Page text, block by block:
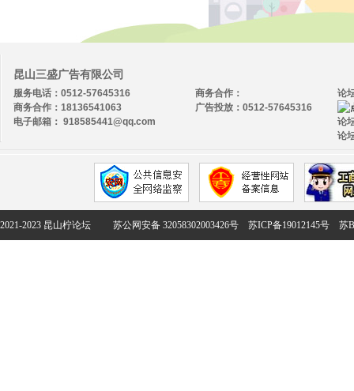
昆山三盛广告有限公司
服务电话：0512-57645316
商务合作：18136541063
电子邮箱： 918585441@qq.com
论
论
论
商务合作：
广告投放：0512-57645316
2021-2023 昆山柠论坛 苏公网安备 32058302003426号 苏ICP备19012145号 苏